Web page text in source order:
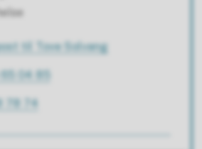
til Tove Solvang
04 85
78 74